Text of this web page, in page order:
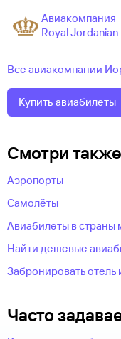
Авиакомпания
Royal Jordanian
Все авиакомпании
Купить авиабилеты
Смотри также
Аэропорты
Самолёты
Авиабилеты в страны
Найти дешевые
Забронировать отель
Часто